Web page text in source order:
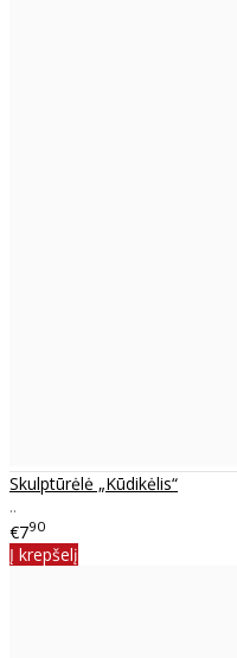
Skulptūrėlė „Kūdikėlis“
..
€790
Į krepšelį